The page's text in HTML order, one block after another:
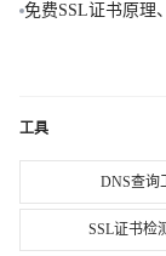
免费SSL证书原理
工具
DNS查询
SSL证书检